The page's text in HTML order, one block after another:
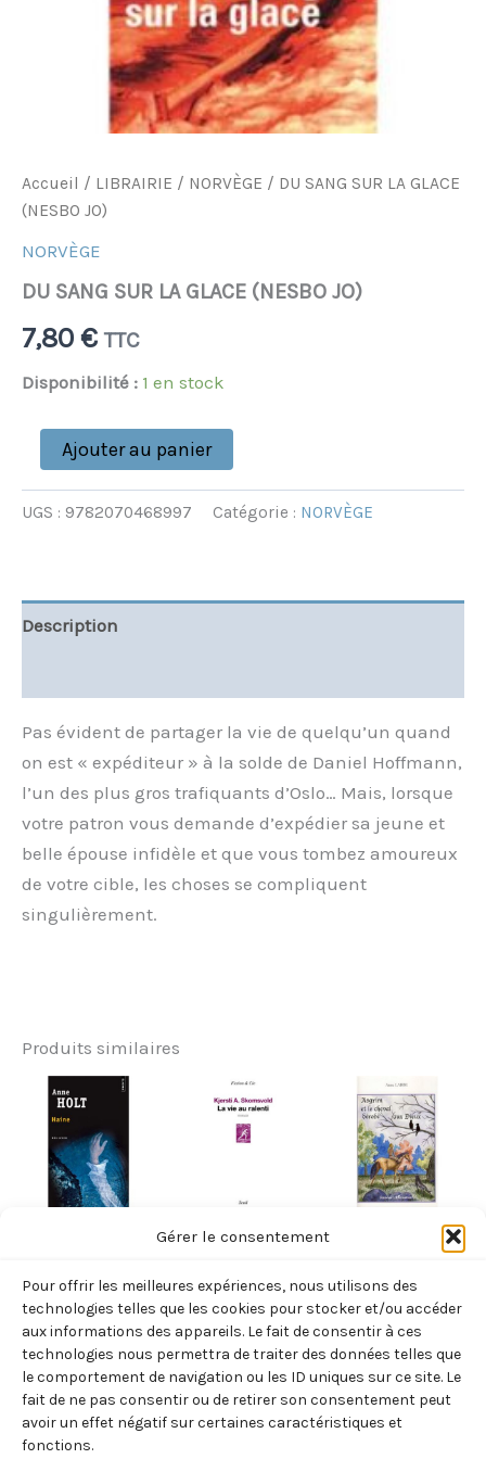
Gérer le consentement
Pour offrir les meilleures expériences, nous utilisons des
technologies telles que les cookies pour stocker et/ou accéder
aux informations des appareils. Le fait de consentir à ces
technologies nous permettra de traiter des données telles que
le comportement de navigation ou les ID uniques sur ce site. Le
fait de ne pas consentir ou de retirer son consentement peut
avoir un effet négatif sur certaines caractéristiques et
fonctions.
Accueil / LIBRAIRIE / NORVÈGE / DU SANG SUR LA GLACE
(NESBO JO)
NORVÈGE
DU SANG SUR LA GLACE (NESBO JO)
7,80 € TTC
Disponibilité : 1 en stock
Ajouter au panier
UGS : 9782070468997 Catégorie : NORVÈGE
Description
Pas évident de partager la vie de quelqu’un quand
on est « expéditeur » à la solde de Daniel Hoffmann,
l’un des plus gros trafiquants d’Oslo… Mais, lorsque
votre patron vous demande d’expédier sa jeune et
belle épouse infidèle et que vous tombez amoureux
de votre cible, les choses se compliquent
singulièrement.
Produits similaires
HOLT)
7,90€ TTC
Ajouter
au
panier
NORVÈGE
RALENTI
(KJERSTI
SKOMSVOLD)
17,00€ TTC
CHEVAL
DÉROBÉ AUX
DIEUX (ANNE
LABBE)
13,00€ TTC